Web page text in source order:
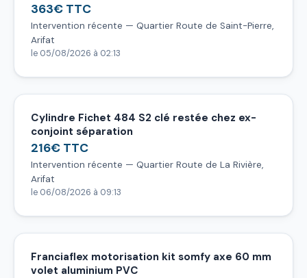
363€ TTC
Intervention récente — Quartier Route de Saint-Pierre,
Arifat
le 05/08/2026 à 02:13
Cylindre Fichet 484 S2 clé restée chez ex-
conjoint séparation
216€ TTC
Intervention récente — Quartier Route de La Rivière,
Arifat
le 06/08/2026 à 09:13
Franciaflex motorisation kit somfy axe 60 mm
volet aluminium PVC